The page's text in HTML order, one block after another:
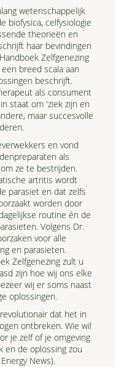
wetenschappelijk
biofysica, celfysiologie
theorieën en
haar bevindingen
Zelfgenezing
breed scala aan
beschrijft.
als consument
staat om 'ziek zijn en
maar succesvolle
en vond
als
ze te bestrijden.
artritis wordt
parasiet en dat zelfs
worden door
routine én de
Volgens Dr.
voor alle
en parasieten.
Zelfgenezing zult u
zijn hoe wij ons elke
wij er soms naast
oplossingen.
dat het in
ontbreken. Wie wil
je zelf of je omgeving
en de oplossing zou
News).